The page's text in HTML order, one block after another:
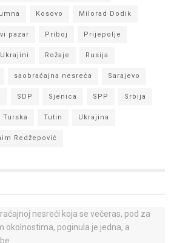
Kosovo Milorad Dodik
pazar Priboj Prijepolje
Rožaje Rusija
saobraćajna nesreća Sarajevo
SDP Sjenica SPP Srbija
Turska Tutin Ukrajina
Redžepović